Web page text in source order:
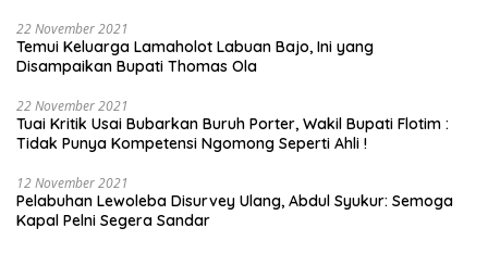
22 November 2021
Temui Keluarga Lamaholot Labuan Bajo, Ini yang
Disampaikan Bupati Thomas Ola
22 November 2021
Tuai Kritik Usai Bubarkan Buruh Porter, Wakil Bupati Flotim :
Tidak Punya Kompetensi Ngomong Seperti Ahli !
12 November 2021
Pelabuhan Lewoleba Disurvey Ulang, Abdul Syukur: Semoga
Kapal Pelni Segera Sandar